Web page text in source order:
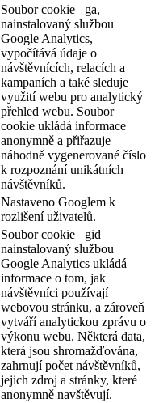
Soubor cookie _ga,
nainstalovaný službou
Google Analytics,
vypočítává údaje o
návštěvnících, relacích a
kampaních a také sleduje
využití webu pro analytický
přehled webu. Soubor
cookie ukládá informace
anonymně a přiřazuje
náhodně vygenerované číslo
k rozpoznání unikátních
návštěvníků.
Nastaveno Googlem k
rozlišení uživatelů.
Soubor cookie _gid
nainstalovaný službou
Google Analytics ukládá
informace o tom, jak
návštěvníci používají
webovou stránku, a zároveň
vytváří analytickou zprávu o
výkonu webu. Některá data,
která jsou shromažďována,
zahrnují počet návštěvníků,
jejich zdroj a stránky, které
anonymně navštěvují.